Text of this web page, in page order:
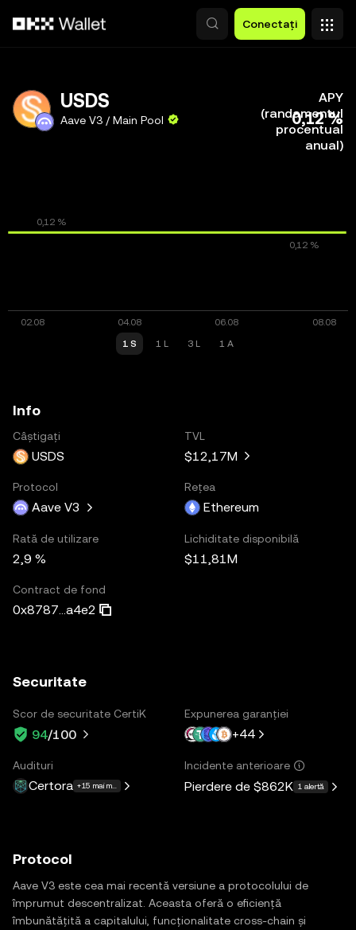
Conectați
USDS
Aave V3 / Main Pool
APY
(randamentul
procentual
anual)
0,12 %
1 S 1 L 3 L 1 A
Info
Câștigați
USDS
TVL
$12,17M
Protocol
Aave V3
Rețea
Ethereum
Rată de utilizare
2,9 %
Lichiditate disponibilă
$11,81M
Contract de fond
0x8787...a4e2
Securitate
Scor de securitate CertiK
94/100
Expunerea garanției
+44
Audituri
Certora +15 mai multe
Incidente anterioare
Pierdere de $862K 1 alertă
Protocol
Aave V3 este cea mai recentă versiune a protocolului de
împrumut descentralizat. Aceasta oferă o eficiență
îmbunătățită a capitalului, funcționalitate cross-chain și